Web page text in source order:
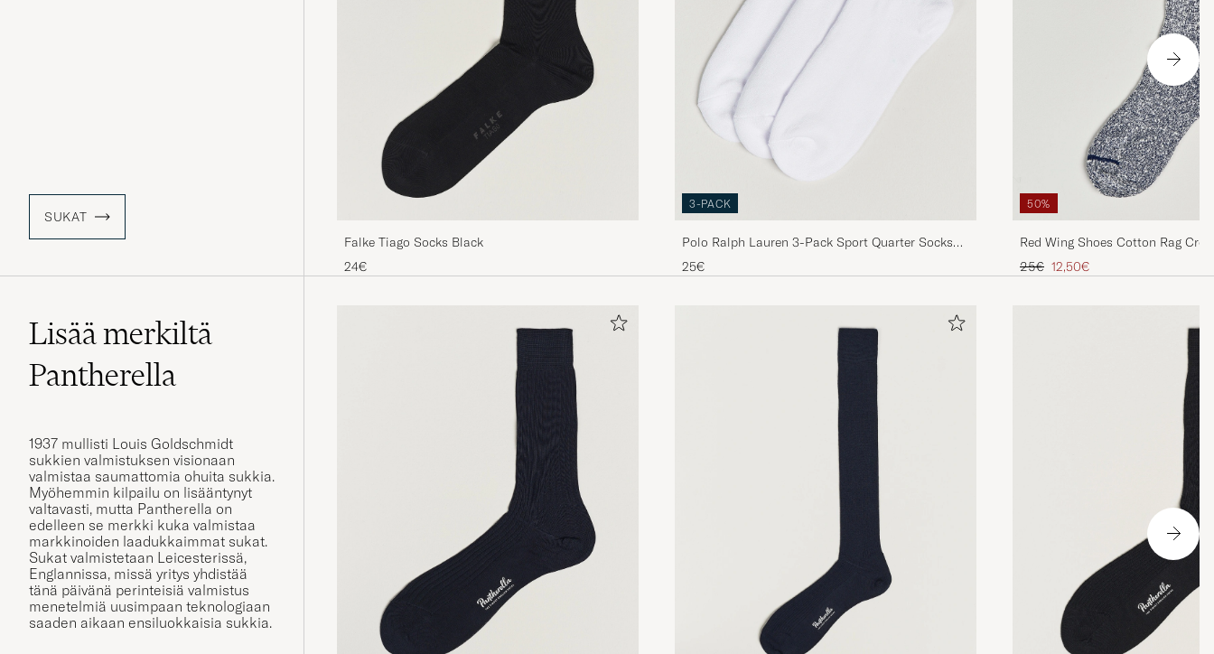
SUKAT
Falke Tiago Socks Black
24€
3-PACK
Polo Ralph Lauren 3-Pack Sport Quarter Socks
White
25€
50%
Red Wing Shoes Cotton Rag
Tavallinen hinta
25€ Alennettu hinta
12,50€
Lisää merkiltä
Pantherella
1937 mullisti Louis Goldschmidt
sukkien valmistuksen visionaan
valmistaa saumattomia ohuita sukkia.
Myöhemmin kilpailu on lisääntynyt
valtavasti, mutta Pantherella on
edelleen se merkki kuka valmistaa
markkinoiden laadukkaimmat sukat.
Sukat valmistetaan Leicesterissä,
Englannissa, missä yritys yhdistää
tänä päivänä perinteisiä valmistus
menetelmiä uusimpaan teknologiaan
saaden aikaan ensiluokkaisia sukkia.